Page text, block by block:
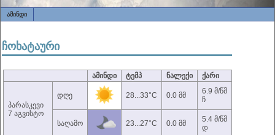
ᲐᲛᲘᲜᲓᲘ
ჩოხატაური
ამინდი ტემპ ნალექი ქარი
პარასკევი
7 აგვისტო
დღე 28...33°C 0.0 მმ
6.9 მ/წმ
ჩ
საღამო 23...27°C 0.0 მმ
5.4 მ/წმ
დ